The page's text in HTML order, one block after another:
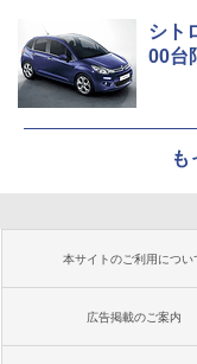
シト
00台
も
本サイトのご利用につい
広告掲載のご案内